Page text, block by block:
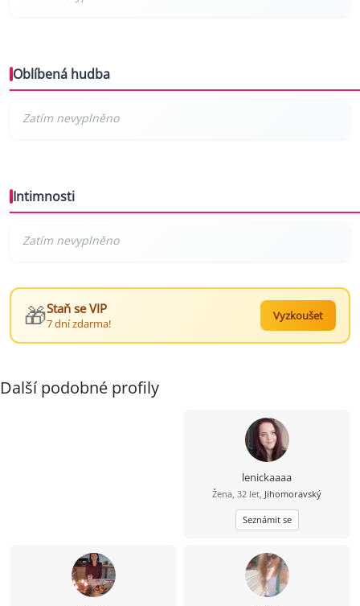
Oblíbená hudba
Intimnosti
🎁Staň se VIP
7 dní zdarma!
Vyzkoušet
Další podobné profily
lenickaaaa
Žena, 32 let, Jihomoravský
Seznámit se